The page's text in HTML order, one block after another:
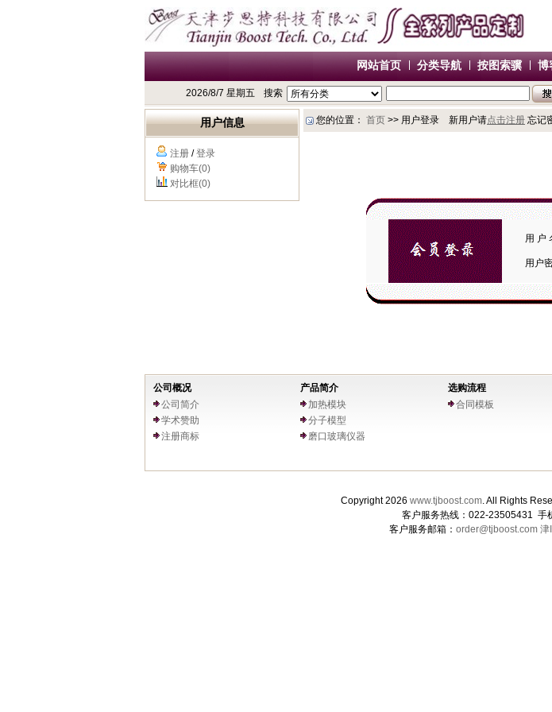
网站首页 分类导航 按图索骥 博
2026/8/7 星期五 搜索
用户信息
注册 /登录
购物车(0)
对比框(0)
您的位置： 首页 >> 用户登录 新用户请点击注册 忘记
用 户
用户
公司概况
公司简介
学术赞助
注册商标
产品简介
加热模块
分子模型
磨口玻璃仪器
选购流程
合同模板
Copyright 2026 www.tjboost.com. All Rights
客户服务热线：022-23505431 手
客户服务邮箱： order@tjboost.com 津